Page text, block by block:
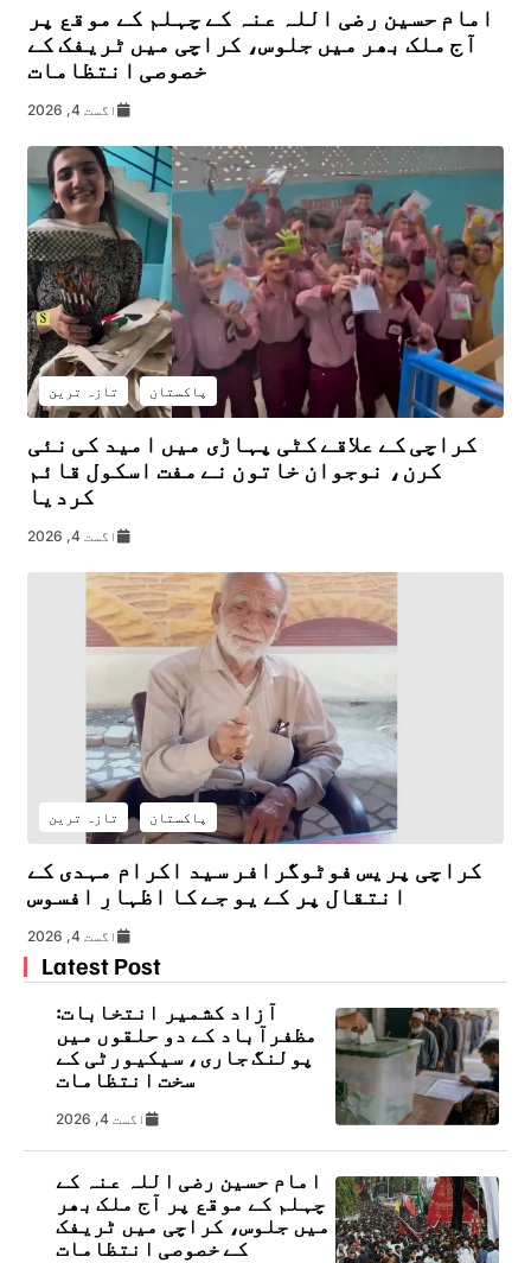
امام حسین رضی اللہ عنہ کے چہلم کے موقع پر
آج ملک بھر میں جلوس، کراچی میں ٹریفک کے
خصوصی انتظامات
اگست 4, 2026
پاکستان تازہ ترین
کراچی کے علاقے کٹی پہاڑی میں امید کی نئی
کرن، نوجوان خاتون نے مفت اسکول قائم
کردیا
اگست 4, 2026
پاکستان تازہ ترین
کراچی پریس فوٹوگرافر سید اکرام مہدی کے
انتقال پر کے یو جے کا اظہارِ افسوس
اگست 4, 2026
Latest Post
آزاد کشمیر انتخابات:
مظفرآباد کے دو حلقوں میں
پولنگ جاری، سیکیورٹی کے
سخت انتظامات
اگست 4, 2026
امام حسین رضی اللہ عنہ کے
چہلم کے موقع پر آج ملک بھر
میں جلوس، کراچی میں ٹریفک
کے خصوصی انتظامات